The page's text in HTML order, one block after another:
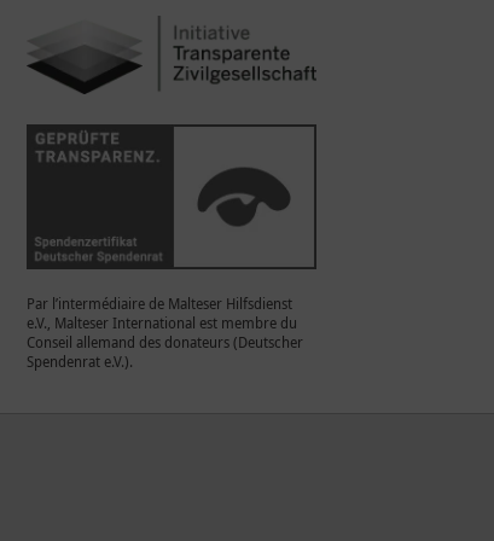
Par l’intermédiaire de Malteser Hilfsdienst
e.V., Malteser International est membre du
Conseil allemand des donateurs (Deutscher
Spendenrat e.V.).